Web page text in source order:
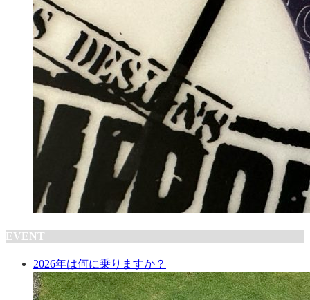
EVENT
2026年は何に乗りますか？